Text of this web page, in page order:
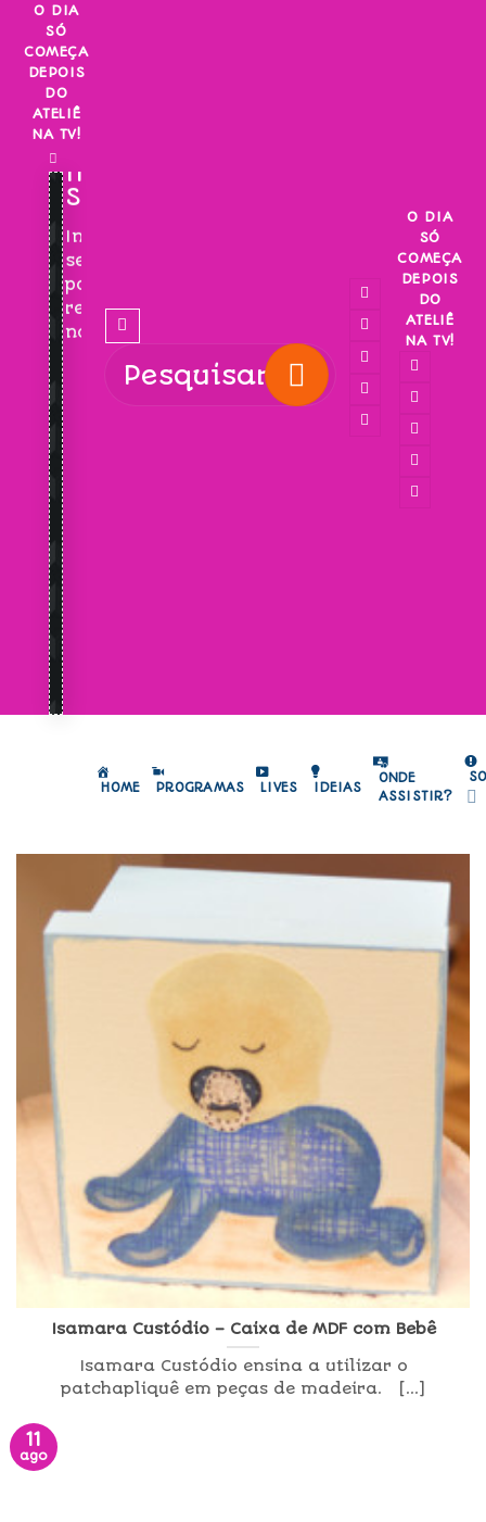
Skip
content
O DIA
SÓ
COMEÇA
DEPOIS
DO
ATELIÊ
NA TV!
INSCREVA-
SE!
Inscreva-
se
para
receber
novidades!
O DIA
SÓ
COMEÇA
DEPOIS
DO
ATELIÊ
NA TV!
HOME PROGRAMAS LIVES IDEIAS
ONDE
ASSISTIR?
Isamara Custódio – Caixa de MDF com Bebê
Isamara Custódio ensina a utilizar o
patchapliquê em peças de madeira. [...]
11
ago